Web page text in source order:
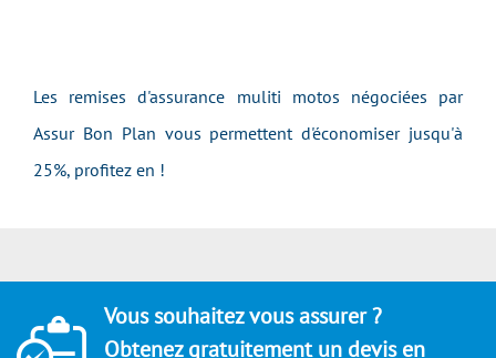
Les remises d'assurance muliti motos négociées par
Assur Bon Plan vous permettent d'économiser jusqu'à
25%, profitez en !
Vous souhaitez vous assurer ?
Obtenez gratuitement un devis en